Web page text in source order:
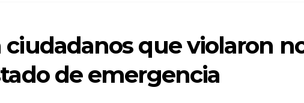
ciudadanos que violaron
de emergencia